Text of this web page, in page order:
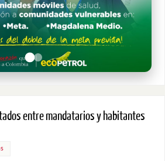
entre mandatarios y habitantes